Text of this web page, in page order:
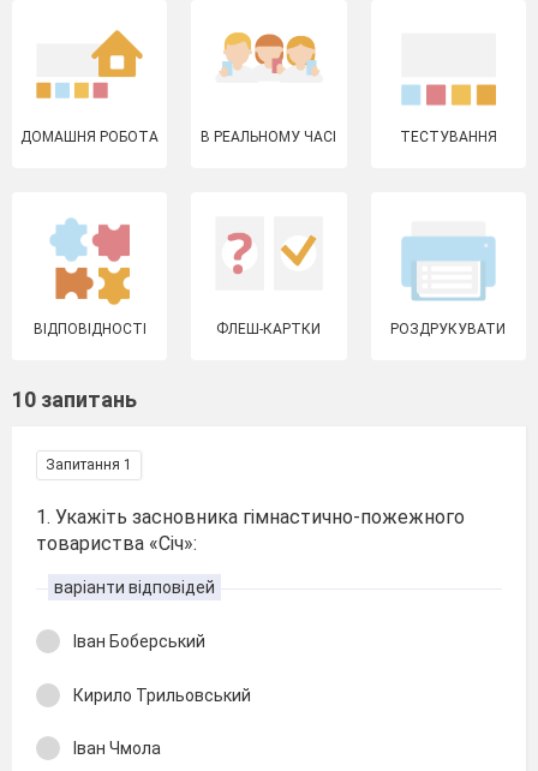
ДОМАШНЯ РОБОТА В РЕАЛЬНОМУ ЧАСІ ТЕСТУВАННЯ
ВІДПОВІДНОСТІ ФЛЕШ-КАРТКИ РОЗДРУКУВАТИ
10 запитань
Запитання 1
1. Укажіть засновника гімнастично-пожежного
товариства «Січ»:
варіанти відповідей
Іван Боберський
Кирило Трильовський
Іван Чмола